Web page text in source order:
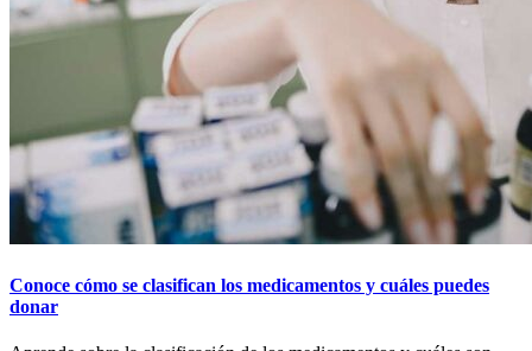
Conoce cómo se clasifican los medicamentos y cuáles puedes
donar